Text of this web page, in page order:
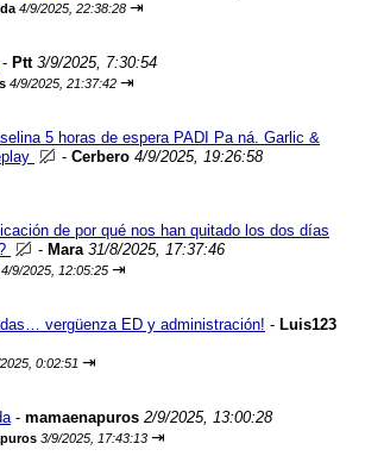
4/9/2025, 22:38:28 ⇥
- Ptt 3/9/2025, 7:30:54
4/9/2025, 21:37:42 ⇥
5 horas de espera PADI Pa ná. Garlic &
- Cerbero 4/9/2025, 19:26:58
de por qué nos han quitado los dos días
- Mara 31/8/2025, 17:37:46
4/9/2025, 12:05:25 ⇥
vergüenza ED y administración! - Luis123
0:02:51 ⇥
- mamaenapuros 2/9/2025, 13:00:28
3/9/2025, 17:43:13 ⇥